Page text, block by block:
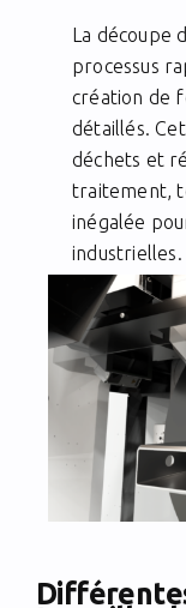
La découpe
processus
création de
détaillés.
déchets et
traitement,
inégalée
industrielles.